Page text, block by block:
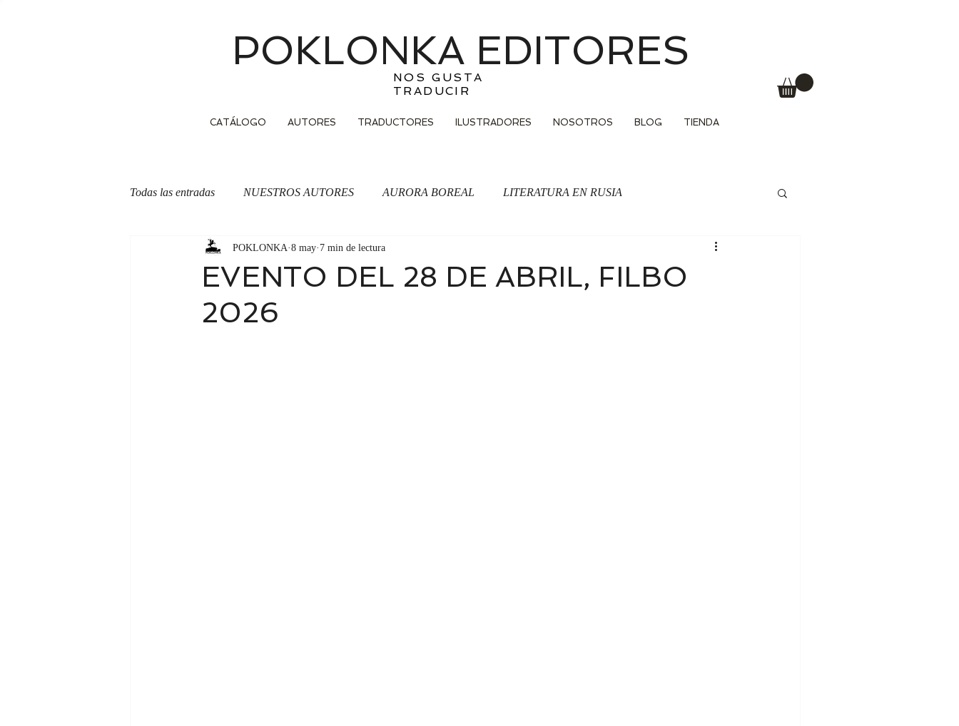
POKLONKA EDITORES
NOS GUSTA
TRADUCIR
CATÁLOGO AUTORES TRADUCTORES ILUSTRADORES NOSOTROS BLOG TIENDA
Todas las entradas NUESTROS AUTORES AURORA BOREAL LITERATURA EN RUSIA
OTRA CARA DE LA MONEDA Traducción
EVENTO DEL 28 DE ABRIL, FILBO
2026
POKLONKA 8 may 7 min de lectura